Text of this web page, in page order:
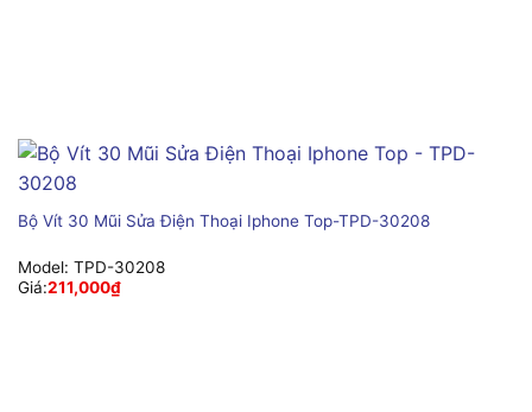
Bộ Vít 30 Mũi Sửa Điện Thoại Iphone Top-TPD-30208
Model: TPD-30208
Giá:211,000₫